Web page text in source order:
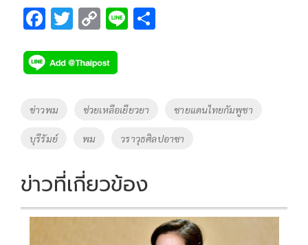
F
e
b
o
o
k
T
tt
er
C
p
y
Li
Li
Tags
ข่าวพม ช่วยเหลือเยียวยา ชายแดนไทยกัมพูชา
บุรีรัมย์ พม วราวุธศิลปอาชา
ข่าวที่เกี่ยวข้อง